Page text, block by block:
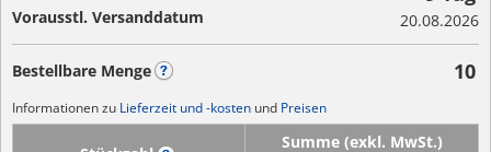
Vorausstl. Versanddatum
20.08.2026
Bestellbare Menge 10
Informationen zu Lieferzeit und -kosten und Preisen
Summe (exkl. MwSt.)